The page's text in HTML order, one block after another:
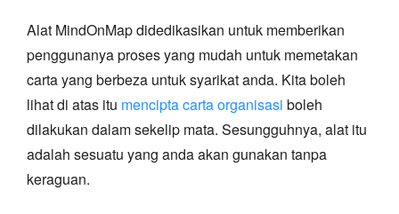
Alat MindOnMap didedikasikan untuk memberikan
penggunanya proses yang mudah untuk memetakan
carta yang berbeza untuk syarikat anda. Kita boleh
lihat di atas itu mencipta carta organisasi boleh
dilakukan dalam sekelip mata. Sesungguhnya, alat itu
adalah sesuatu yang anda akan gunakan tanpa
keraguan.